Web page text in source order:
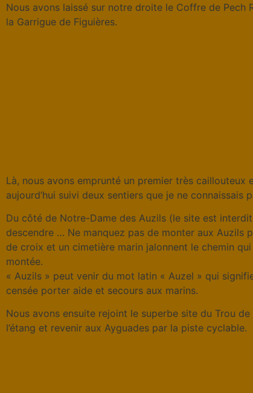
Nous avons laissé sur notre droite le Coffre de Pech
la Garrigue de Figuières.
Là, nous avons emprunté un premier très
aujourd’hui suivi deux sentiers que je ne
Du côté de Notre-Dame des Auzils (le site est
descendre … Ne manquez pas de monter aux
de croix et un cimetière marin jalonnent le chemin
montée.
« Auzils » peut venir du mot latin « Auzel » qui
censée porter aide et secours aux marins.
Nous avons ensuite rejoint le superbe site du Trou
l’étang et revenir aux Ayguades par la piste cyclable.